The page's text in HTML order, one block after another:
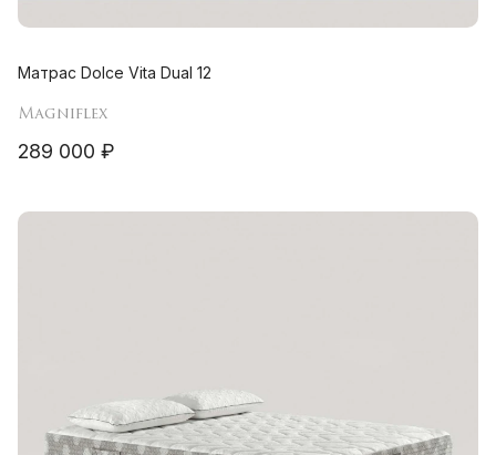
Матрас Dolce Vita Dual 12
Magniflex
289 000 ₽